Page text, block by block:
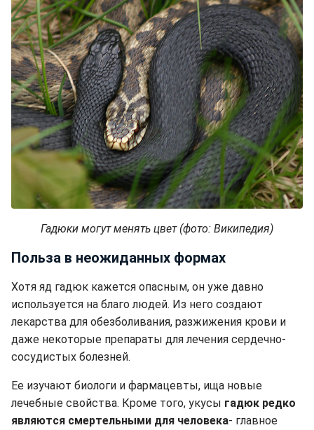
Гадюки могут менять цвет (фото: Википедия)
Польза в неожиданных формах
Хотя яд гадюк кажется опасным, он уже давно
используется на благо людей. Из него создают
лекарства для обезболивания, разжижения крови и
даже некоторые препараты для лечения сердечно-
сосудистых болезней.
Ее изучают биологи и фармацевты, ища новые
лечебные свойства. Кроме того, укусы гадюк редко
являются смертельными для человека- главное